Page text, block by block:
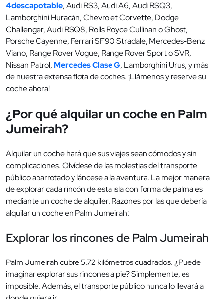
4descapotable, Audi RS3, Audi A6, Audi RSQ3,
Lamborghini Huracán, Chevrolet Corvette, Dodge
Challenger, Audi RSQ8, Rolls Royce Cullinan o Ghost,
Porsche Cayenne, Ferrari SF90 Stradale, Mercedes-Benz
Viano, Range Rover Vogue, Range Rover Sport o SVR,
Nissan Patrol, Mercedes Clase G, Lamborghini Urus, y más
de nuestra extensa flota de coches. ¡Llámenos y reserve su
coche ahora!
¿Por qué alquilar un coche en Palm
Jumeirah?
Alquilar un coche hará que sus viajes sean cómodos y sin
complicaciones. Olvídese de las molestias del transporte
público abarrotado y láncese a la aventura. La mejor manera
de explorar cada rincón de esta isla con forma de palma es
mediante un coche de alquiler. Razones por las que debería
alquilar un coche en Palm Jumeirah:
Explorar los rincones de Palm Jumeirah
Palm Jumeirah cubre 5.72 kilómetros cuadrados. ¿Puede
imaginar explorar sus rincones a pie? Simplemente, es
imposible. Además, el transporte público nunca lo llevará a